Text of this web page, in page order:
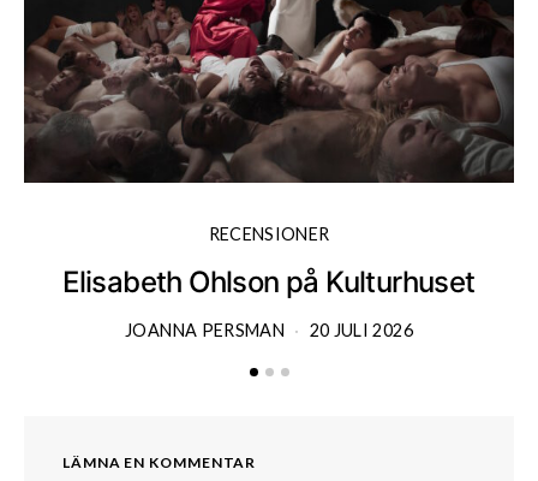
RECENSIONER
Elisabeth Ohlson på Kulturhuset
JOANNA PERSMAN 20 JULI 2026
LÄMNA EN KOMMENTAR